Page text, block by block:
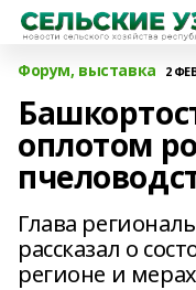
Форум, выставка 2
оплотом
Глава
рассказал о
регионе и